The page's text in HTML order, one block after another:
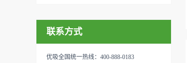
联系方式
优吸全国统一热线：400-888-0183